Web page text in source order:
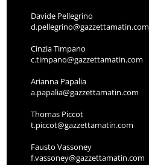
Davide Pellegrino
d.pellegrino@gazzettamatin.com
Cinzia Timpano
c.timpano@gazzettamatin.com
Arianna Papalia
a.papalia@gazzettamatin.com
Thomas Piccot
t.piccot@gazzettamatin.com
Fausto Vassoney
f.vassoney@gazzettamatin.com